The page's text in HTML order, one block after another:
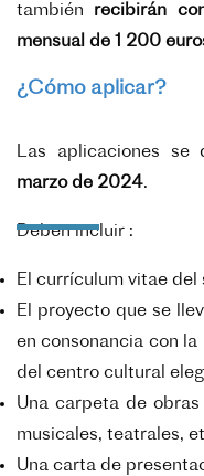
también recibirán
mensual de 1 200
¿Cómo aplicar?
Las aplicaciones se
marzo de 2024.
Deben incluir :
El currículum vitae del
El proyecto que se
en consonancia con
del centro cultural
Una carpeta de
musicales, teatrales,
Una carta de